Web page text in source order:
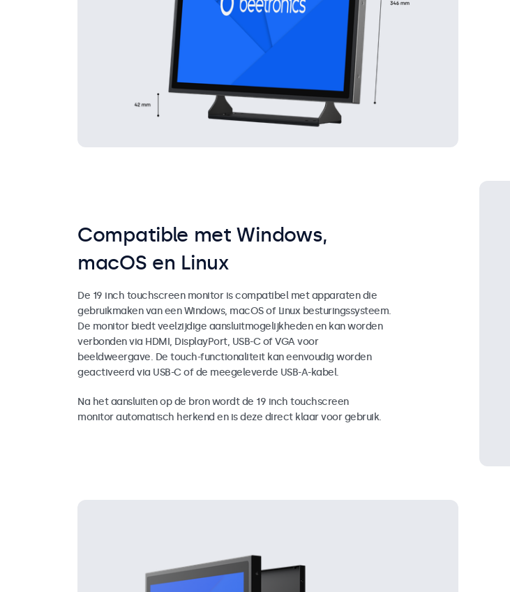
Compatible met Windows,
macOS en Linux
De 19 inch touchscreen monitor is compatibel met apparaten die
gebruikmaken van een Windows, macOS of Linux besturingssysteem.
De monitor biedt veelzijdige aansluitmogelijkheden en kan worden
verbonden via HDMI, DisplayPort, USB-C of VGA voor
beeldweergave. De touch-functionaliteit kan eenvoudig worden
geactiveerd via USB-C of de meegeleverde USB-A-kabel.
Na het aansluiten op de bron wordt de 19 inch touchscreen
monitor automatisch herkend en is deze direct klaar voor gebruik.